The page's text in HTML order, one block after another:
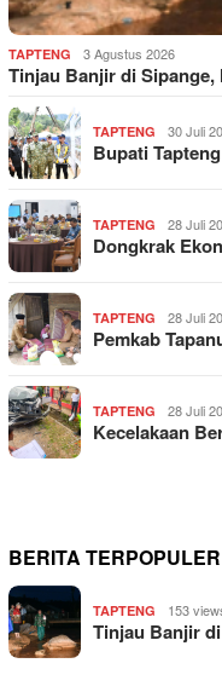
TAPTENG 3 Agustus 2026
Tinjau Banjir di
TAPTENG 30 Juli
Bupati
TAPTENG 28 Juli
Dongkrak
TAPTENG 28 Juli
Pemkab
TAPTENG 28 Juli
Kecelakaan
BERITA TERPOPULER
TAPTENG 153
Tinjau Banjir